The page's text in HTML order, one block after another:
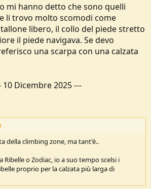
mi hanno detto che sono quelli
li trovo molto scomodi come
libero, il collo del piede stretto
il piede navigava. Se devo
una scarpa con una calzata
10 Dicembre 2025---
della climbing zone, ma tant'è..
Ribelle o Zodiac, io a suo tempo scelsi i
proprio per la calzata più larga di